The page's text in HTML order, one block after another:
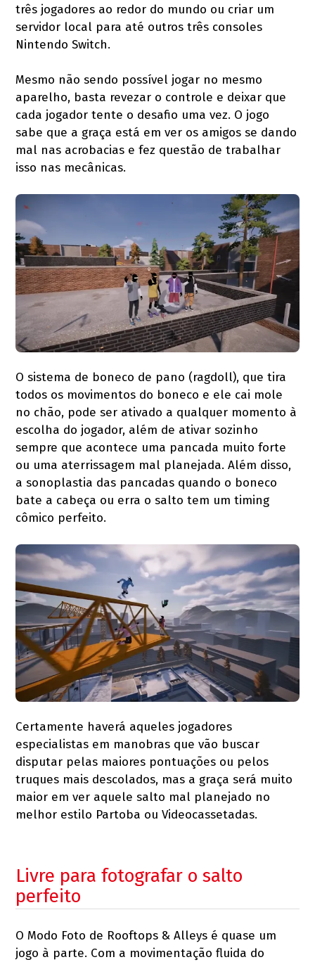
três jogadores ao redor do mundo ou criar um
servidor local para até outros três consoles
Nintendo Switch.
Mesmo não sendo possível jogar no mesmo
aparelho, basta revezar o controle e deixar que
cada jogador tente o desafio uma vez. O jogo
sabe que a graça está em ver os amigos se dando
mal nas acrobacias e fez questão de trabalhar
isso nas mecânicas.
O sistema de boneco de pano (ragdoll), que tira
todos os movimentos do boneco e ele cai mole
no chão, pode ser ativado a qualquer momento à
escolha do jogador, além de ativar sozinho
sempre que acontece uma pancada muito forte
ou uma aterrissagem mal planejada. Além disso,
a sonoplastia das pancadas quando o boneco
bate a cabeça ou erra o salto tem um timing
cômico perfeito.
Certamente haverá aqueles jogadores
especialistas em manobras que vão buscar
disputar pelas maiores pontuações ou pelos
truques mais descolados, mas a graça será muito
maior em ver aquele salto mal planejado no
melhor estilo Partoba ou Videocassetadas.
Livre para fotografar o salto
perfeito
O Modo Foto de Rooftops & Alleys é quase um
jogo à parte. Com a movimentação fluida do